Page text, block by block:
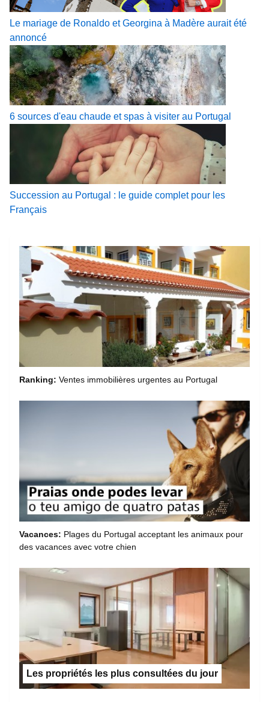
Le mariage de Ronaldo et Georgina à Madère aurait été
annoncé
6 sources d'eau chaude et spas à visiter au Portugal
Succession au Portugal : le guide complet pour les
Français
Ranking: Ventes immobilières urgentes au Portugal
Vacances: Plages du Portugal acceptant les animaux pour
des vacances avec votre chien
Les propriétés les plus consultées du jour